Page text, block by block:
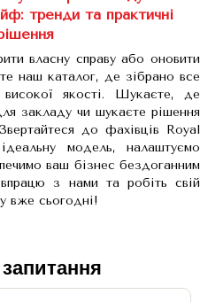
тренди та практичні
власну справу або оновити
наш каталог, де зібрано все
якості. Шукаєте, де
закладу чи шукаєте рішення
до фахівців Royal
модель, налаштуємо
ваш бізнес бездоганним
з нами та робіть свій
вже сьогодні!
запитання